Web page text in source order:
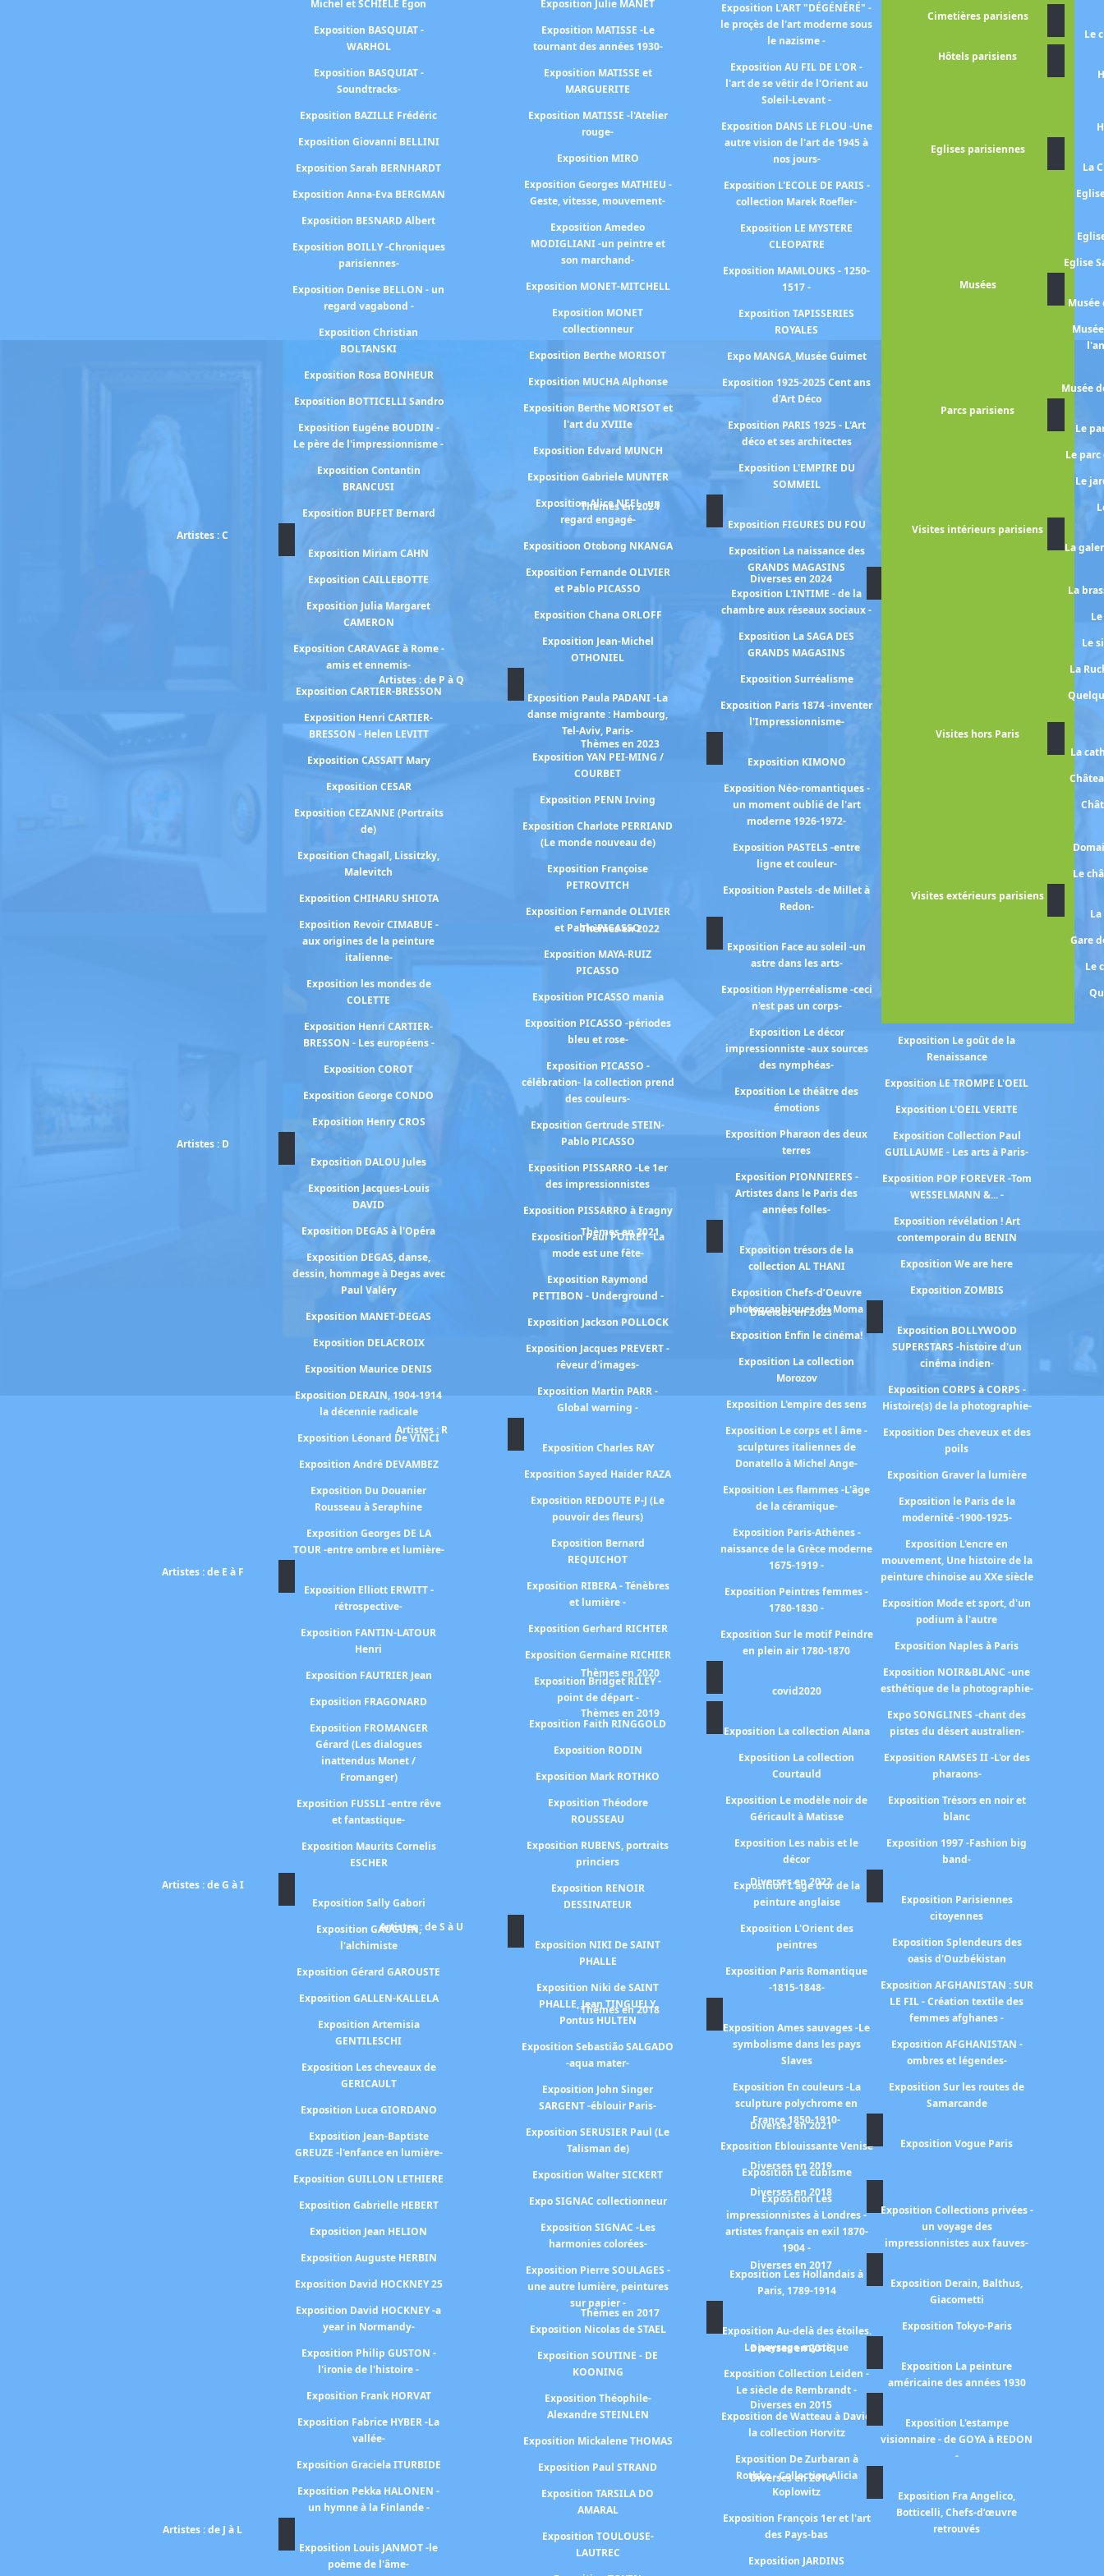
Michel et SCHIELE Egon
Exposition BASQUIAT -
WARHOL
Exposition BASQUIAT -
Soundtracks-
Exposition BAZILLE Frédéric
Exposition Giovanni BELLINI
Exposition Sarah BERNHARDT
Exposition Anna-Eva BERGMAN
Exposition BESNARD Albert
Exposition BOILLY -Chroniques
parisiennes-
Exposition Denise BELLON - un
regard vagabond -
Exposition Christian
BOLTANSKI
Exposition Rosa BONHEUR
Exposition BOTTICELLI Sandro
Exposition Eugéne BOUDIN -
Le père de l'impressionnisme -
Exposition Contantin
BRANCUSI
Exposition BUFFET Bernard
Artistes : C
Exposition Miriam CAHN
Exposition CAILLEBOTTE
Exposition Julia Margaret
CAMERON
Exposition CARAVAGE à Rome -
amis et ennemis-
Exposition CARTIER-BRESSON
Exposition Henri CARTIER-
BRESSON - Helen LEVITT
Exposition CASSATT Mary
Exposition CESAR
Exposition CEZANNE (Portraits
de)
Exposition Chagall, Lissitzky,
Malevitch
Exposition CHIHARU SHIOTA
Exposition Revoir CIMABUE -
aux origines de la peinture
italienne-
Exposition les mondes de
COLETTE
Exposition Henri CARTIER-
BRESSON - Les européens -
Exposition COROT
Exposition George CONDO
Exposition Henry CROS
Artistes : D
Exposition DALOU Jules
Exposition Jacques-Louis
DAVID
Exposition DEGAS à l'Opéra
Exposition DEGAS, danse,
dessin, hommage à Degas avec
Paul Valéry
Exposition MANET-DEGAS
Exposition DELACROIX
Exposition Maurice DENIS
Exposition DERAIN, 1904-1914
la décennie radicale
Exposition Léonard De VINCI
Exposition André DEVAMBEZ
Exposition Du Douanier
Rousseau à Seraphine
Exposition Georges DE LA
TOUR -entre ombre et lumière-
Artistes : de E à F
Exposition Elliott ERWITT -
rétrospective-
Exposition FANTIN-LATOUR
Henri
Exposition FAUTRIER Jean
Exposition FRAGONARD
Exposition FROMANGER
Gérard (Les dialogues
inattendus Monet /
Fromanger)
Exposition FUSSLI -entre rêve
et fantastique-
Exposition Maurits Cornelis
ESCHER
Artistes : de G à I
Exposition Sally Gabori
Exposition GAUGUIN,
l'alchimiste
Exposition Gérard GAROUSTE
Exposition GALLEN-KALLELA
Exposition Artemisia
GENTILESCHI
Exposition Les cheveaux de
GERICAULT
Exposition Luca GIORDANO
Exposition Jean-Baptiste
GREUZE -l'enfance en lumière-
Exposition GUILLON LETHIERE
Exposition Gabrielle HEBERT
Exposition Jean HELION
Exposition Auguste HERBIN
Exposition David HOCKNEY 25
Exposition David HOCKNEY -a
year in Normandy-
Exposition Philip GUSTON -
l'ironie de l'histoire -
Exposition Frank HORVAT
Exposition Fabrice HYBER -La
vallée-
Exposition Graciela ITURBIDE
Exposition Pekka HALONEN -
un hymne à la Finlande -
Artistes : de J à L
Exposition Louis JANMOT -le
poème de l'âme-
Exposition Julie MANET
Exposition MATISSE -Le
tournant des années 1930-
Exposition MATISSE et
MARGUERITE
Exposition MATISSE -l'Atelier
rouge-
Exposition MIRO
Exposition Georges MATHIEU -
Geste, vitesse, mouvement-
Exposition Amedeo
MODIGLIANI -un peintre et
son marchand-
Exposition MONET-MITCHELL
Exposition MONET
collectionneur
Exposition Berthe MORISOT
Exposition MUCHA Alphonse
Exposition Berthe MORISOT et
l'art du XVIIIe
Exposition Edvard MUNCH
Exposition Gabriele MUNTER
Exposition Alice NEEL -un
regard engagé-
Expositioon Otobong NKANGA
Exposition Fernande OLIVIER
et Pablo PICASSO
Exposition Chana ORLOFF
Exposition Jean-Michel
OTHONIEL
Artistes : de P à Q
Exposition Paula PADANI -La
danse migrante : Hambourg,
Tel-Aviv, Paris-
Exposition YAN PEI-MING /
COURBET
Exposition PENN Irving
Exposition Charlote PERRIAND
(Le monde nouveau de)
Exposition Françoise
PETROVITCH
Exposition Fernande OLIVIER
et Pablo PICASSO
Exposition MAYA-RUIZ
PICASSO
Exposition PICASSO mania
Exposition PICASSO -périodes
bleu et rose-
Exposition PICASSO -
célébration- la collection prend
des couleurs-
Exposition Gertrude STEIN-
Pablo PICASSO
Exposition PISSARRO -Le 1er
des impressionnistes
Exposition PISSARRO à Eragny
Exposition Paul POIRET -La
mode est une fête-
Exposition Raymond
PETTIBON - Underground -
Exposition Jackson POLLOCK
Exposition Jacques PREVERT -
rêveur d'images-
Exposition Martin PARR -
Global warning -
Artistes : R
Exposition Charles RAY
Exposition Sayed Haider RAZA
Exposition REDOUTE P-J (Le
pouvoir des fleurs)
Exposition Bernard
REQUICHOT
Exposition RIBERA - Ténèbres
et lumière -
Exposition Gerhard RICHTER
Exposition Germaine RICHIER
Exposition Bridget RILEY -
point de départ -
Exposition Faith RINGGOLD
Exposition RODIN
Exposition Mark ROTHKO
Exposition Théodore
ROUSSEAU
Exposition RUBENS, portraits
princiers
Exposition RENOIR
DESSINATEUR
Artistes : de S à U
Exposition NIKI De SAINT
PHALLE
Exposition Niki de SAINT
PHALLE, Jean TINGUELY,
Pontus HULTEN
Exposition Sebastião SALGADO
-aqua mater-
Exposition John Singer
SARGENT -éblouir Paris-
Exposition SERUSIER Paul (Le
Talisman de)
Exposition Walter SICKERT
Expo SIGNAC collectionneur
Exposition SIGNAC -Les
harmonies colorées-
Exposition Pierre SOULAGES -
une autre lumière, peintures
sur papier -
Exposition Nicolas de STAEL
Exposition SOUTINE - DE
KOONING
Exposition Théophile-
Alexandre STEINLEN
Exposition Mickalene THOMAS
Exposition Paul STRAND
Exposition TARSILA DO
AMARAL
Exposition TOULOUSE-
LAUTREC
Exposition L'ART "DÉGÉNÉRÉ" -
le proçès de l'art moderne sous
le nazisme -
Exposition AU FIL DE L'OR -
l'art de se vêtir de l'Orient au
Soleil-Levant -
Exposition DANS LE FLOU -Une
autre vision de l'art de 1945 à
nos jours-
Exposition L'ECOLE DE PARIS -
collection Marek Roefler-
Exposition LE MYSTERE
CLEOPATRE
Exposition MAMLOUKS - 1250-
1517 -
Exposition TAPISSERIES
ROYALES
Expo MANGA_Musée Guimet
Exposition 1925-2025 Cent ans
d'Art Déco
Exposition PARIS 1925 - L'Art
déco et ses architectes
Exposition L'EMPIRE DU
SOMMEIL
Thèmes en 2024
Exposition FIGURES DU FOU
Exposition La naissance des
GRANDS MAGASINS
Exposition L'INTIME - de la
chambre aux réseaux sociaux -
Exposition La SAGA DES
GRANDS MAGASINS
Exposition Surréalisme
Exposition Paris 1874 -inventer
l'Impressionnisme-
Thèmes en 2023
Exposition KIMONO
Exposition Néo-romantiques -
un moment oublié de l'art
moderne 1926-1972-
Exposition PASTELS -entre
ligne et couleur-
Exposition Pastels -de Millet à
Redon-
Thèmes en 2022
Exposition Face au soleil -un
astre dans les arts-
Exposition Hyperréalisme -ceci
n'est pas un corps-
Exposition Le décor
impressionniste -aux sources
des nymphéas-
Exposition Le théâtre des
émotions
Exposition Pharaon des deux
terres
Exposition PIONNIERES -
Artistes dans le Paris des
années folles-
Thèmes en 2021
Exposition trésors de la
collection AL THANI
Exposition Chefs-d’Oeuvre
photographiques du Moma
Exposition Enfin le cinéma!
Exposition La collection
Morozov
Exposition L'empire des sens
Exposition Le corps et l âme -
sculptures italiennes de
Donatello à Michel Ange-
Exposition Les flammes -L'âge
de la céramique-
Exposition Paris-Athènes -
naissance de la Grèce moderne
1675-1919 -
Exposition Peintres femmes -
1780-1830 -
Exposition Sur le motif Peindre
en plein air 1780-1870
Thèmes en 2020
covid2020
Thèmes en 2019
Exposition La collection Alana
Exposition La collection
Courtauld
Exposition Le modèle noir de
Géricault à Matisse
Exposition Les nabis et le
décor
Exposition L'age d'or de la
peinture anglaise
Exposition L'Orient des
peintres
Exposition Paris Romantique
-1815-1848-
Thèmes en 2018
Exposition Ames sauvages -Le
symbolisme dans les pays
Slaves
Exposition En couleurs -La
sculpture polychrome en
France 1850-1910-
Exposition Eblouissante Venise
Exposition Le cubisme
Exposition Les
impressionnistes à Londres -
artistes français en exil 1870-
1904 -
Exposition Les Hollandais à
Paris, 1789-1914
Thèmes en 2017
Exposition Au-delà des étoiles.
Le paysage mystique
Exposition Collection Leiden -
Le siècle de Rembrandt -
Exposition de Watteau à David
la collection Horvitz
Exposition De Zurbaran à
Rothko - Collection Alicia
Koplowitz
Exposition François 1er et l'art
des Pays-bas
Exposition JARDINS
autochtones -
RUE
XIXe SIECLE
Exposition TOUS LEGER ! -Avec
Exposition UN EXIL
Exposition Dessins sans limite
- Chefs-d’œuvre de la
Diverses en 2024
la Galerie Borghèse
Exposition Le goût de la
Renaissance
Exposition LE TROMPE L'OEIL
Exposition L'OEIL VERITE
Exposition Collection Paul
GUILLAUME - Les arts à Paris-
Exposition POP FOREVER -Tom
WESSELMANN &... -
Exposition révélation ! Art
contemporain du BENIN
Exposition We are here
Exposition ZOMBIS
Diverses en 2023
Exposition BOLLYWOOD
SUPERSTARS -histoire d'un
cinéma indien-
Exposition CORPS à CORPS -
Histoire(s) de la photographie-
Exposition Des cheveux et des
poils
Exposition Graver la lumière
Exposition le Paris de la
modernité -1900-1925-
Exposition L'encre en
mouvement, Une histoire de la
peinture chinoise au XXe siècle
Exposition Mode et sport, d'un
podium à l'autre
Exposition Naples à Paris
Exposition NOIR&BLANC -une
esthétique de la photographie-
Expo SONGLINES -chant des
pistes du désert australien-
Exposition RAMSES II -L'or des
pharaons-
Exposition Trésors en noir et
blanc
Exposition 1997 -Fashion big
band-
Diverses en 2022
Exposition Parisiennes
citoyennes
Exposition Splendeurs des
oasis d'Ouzbékistan
Exposition AFGHANISTAN : SUR
LE FIL - Création textile des
femmes afghanes -
Exposition AFGHANISTAN -
ombres et légendes-
Exposition Sur les routes de
Samarcande
Diverses en 2021
Exposition Vogue Paris
Diverses en 2019
Diverses en 2018
Exposition Collections privées -
un voyage des
impressionnistes aux fauves-
Diverses en 2017
Exposition Derain, Balthus,
Giacometti
Exposition Tokyo-Paris
Diverses en 2016
Exposition La peinture
américaine des années 1930
Diverses en 2015
Exposition L'estampe
visionnaire - de GOYA à REDON
-
Diverses en 2014
Exposition Fra Angelico,
Botticelli, Chefs-d’œuvre
retrouvés
Cimetières parisiens
Le
Hôtels parisiens
Eglises parisiennes
La
Eglise
Musées
Musée
Musée
Parcs parisiens
Le
Le
Le
Visites intérieurs parisiens
La
La
Le
La
Visites hors Paris
La
Le
Visites extérieurs parisiens
Gare
Le